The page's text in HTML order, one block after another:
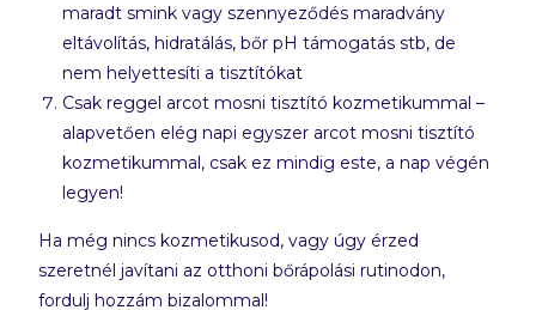
maradt smink vagy szennyeződés maradvány
eltávolítás, hidratálás, bőr pH támogatás stb, de
nem helyettesíti a tisztítókat
Csak reggel arcot mosni tisztító kozmetikummal –
alapvetően elég napi egyszer arcot mosni tisztító
kozmetikummal, csak ez mindig este, a nap végén
legyen!
Ha még nincs kozmetikusod, vagy úgy érzed
szeretnél javítani az otthoni bőrápolási rutinodon,
fordulj hozzám bizalommal!